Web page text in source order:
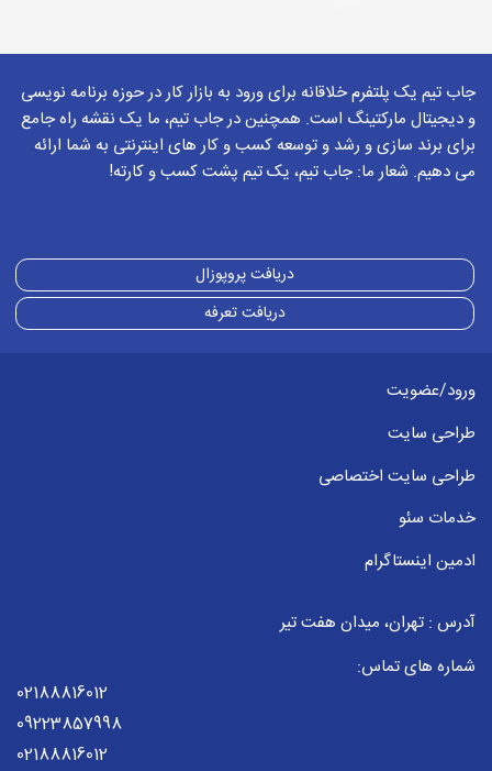
جاب تیم یک پلتفرم خلاقانه برای ورود به بازار کار در حوزه برنامه نویسی
و دیجیتال مارکتینگ است. همچنین در جاب تیم، ما یک نقشه راه جامع
برای برند سازی و رشد و توسعه کسب و کار های اینترنتی به شما ارائه
می دهیم. شعار ما: جاب تیم، یک تیم پشت کسب و کارته!
دریافت پروپوزال
دریافت تعرفه
ورود/عضویت
طراحی سایت
طراحی سایت اختصاصی
خدمات سئو
ادمین اینستاگرام
آدرس : تهران، میدان هفت تیر
شماره های تماس:
02188816012
09223857998
02188816012